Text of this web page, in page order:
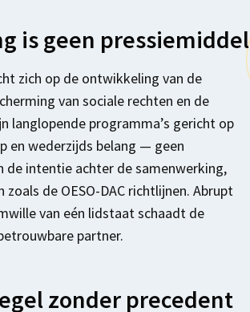
is geen pressiemiddel
zich op de ontwikkeling van de
van sociale rechten en de
langlopende programma’s gericht op
en wederzijds belang — geen
intentie achter de samenwerking,
de OESO-DAC richtlijnen. Abrupt
van eén lidstaat schaadt de
partner.
zonder precedent